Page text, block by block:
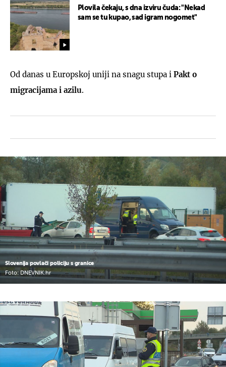
Plovila čekaju, s dna izviru čuda: "Nekad
sam se tu kupao, sad igram nogomet"
Od danas u Europskoj uniji na snagu stupa i Pakt o
migracijama i azilu.
Slovenija povlači policiju s granice
Foto: DNEVNIK.hr